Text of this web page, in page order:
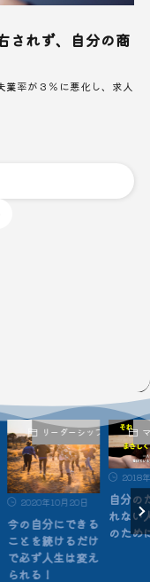
されず、自分の商
業率が３％に悪化し、求人
マインドセット
2018年4月22日
自分のために頑張
れない人は、誰か
のために生きる人
2020
ストー
ティン
の価値